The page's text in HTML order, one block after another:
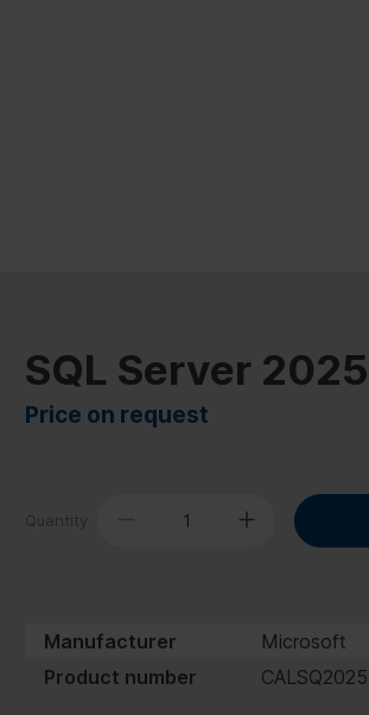
SQL Server
Price on request
Quantity
Manufacturer
Microsoft
Product number